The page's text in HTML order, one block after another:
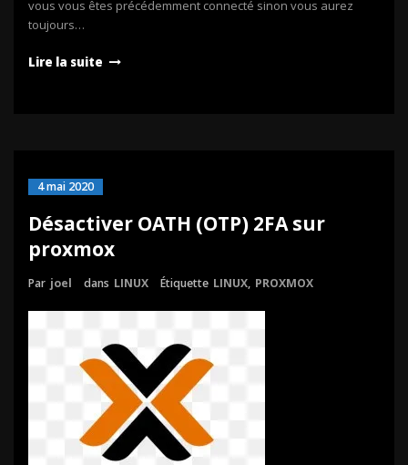
vous vous êtes précédemment connecté sinon vous aurez
toujours…
Lire la suite
4 mai 2020
Désactiver OATH (OTP) 2FA sur
proxmox
Par joel dans LINUX Étiquette LINUX, PROXMOX